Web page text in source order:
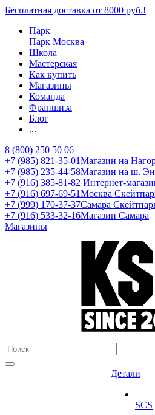
Бесплатная доставка от 8000 руб.!
Парк
Парк Москва
Школа
Мастерская
Как купить
Магазины
Команда
Франшиза
Блог
...
8 (800) 250 50 06
+7 (985) 821-35-01Магазин на
+7 (985) 235-44-58Магазин на ш.
+7 (916) 385-81-82 Интернет-
+7 (916) 697-69-51Москва
+7 (999) 170-37-37Самара
+7 (916) 533-32-16Магазин Самара
Магазины
Детали
SCS